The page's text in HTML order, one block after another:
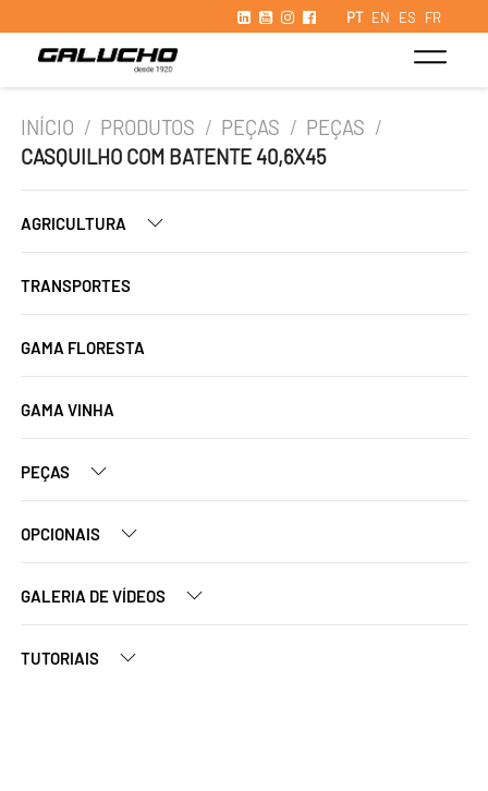
PT EN ES FR
INÍCIO / PRODUTOS / PEÇAS / PEÇAS /
CASQUILHO COM BATENTE 40,6X45
AGRICULTURA
TRANSPORTES
GAMA FLORESTA
GAMA VINHA
PEÇAS
OPCIONAIS
GALERIA DE VÍDEOS
TUTORIAIS